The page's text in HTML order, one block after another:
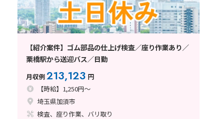
【紹介案件】ゴム部品の仕上げ検査／座り作業あり／
栗橋駅から送迎バス／日勤
月収例213,123 円
【時給】1,250円～
埼玉県加須市
検査、座り作業、バリ取り